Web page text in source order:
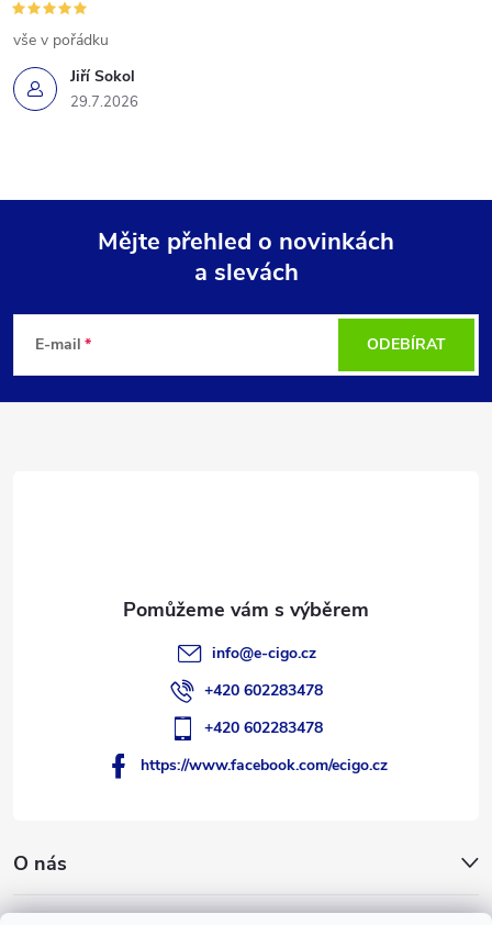
Jiří Sokol
29.7.2026
vše v pořádku
p
Mějte přehled o novinkách
a slevách
E-mail ODEBÍRAT
O nás
info@e-cigo.cz
+420 602283478
+420 602283478
https://www.facebook.com/ecigo.cz